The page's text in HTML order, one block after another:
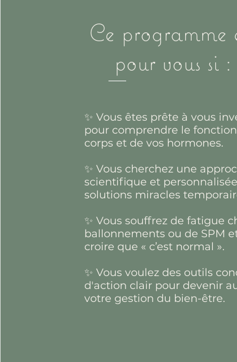
Ce programme
pour vous si :
✨ Vous êtes prête à vous
pour comprendre le
corps et de vos hormones.
✨ Vous cherchez une
scientifique et
solutions miracles
✨ Vous souffrez de fatigue
ballonnements ou de SPM
croire que « c’est normal ».
✨ Vous voulez des outils
d'action clair pour devenir
votre gestion du bien-être.